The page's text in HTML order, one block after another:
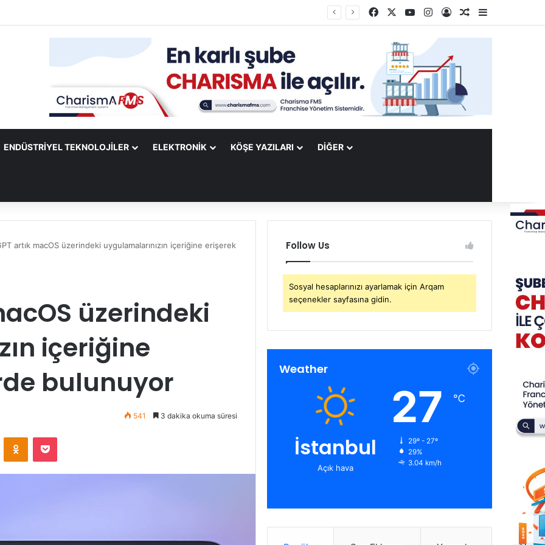
Mobile Uygulamasına Yeni Özellikler Ekliyor FacebookYouTubeInstagram
Kayıt OlRastgele Makale
Kenar
ENDÜSTRIYEL TEKNOLOJILER ELEKTRONIK KÖŞE YAZILARI DIĞER
artık macOS üzerindeki uygulamalarınızın içeriğine erişerek
üzerindeki
içeriğine
bulunuyor
541 3 dakika okuma süresi
Odnoklassniki
Pocket
Follow Us
Sosyal hesaplarınızı ayarlamak için Arqam
seçenekler sayfasına gidin.
Weather
İstanbul
Açık hava
27 ℃
29º - 27º
29%
3.04 km/h